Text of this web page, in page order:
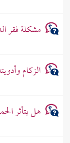
مشكلة فقر
الزكام
هل يتأثر